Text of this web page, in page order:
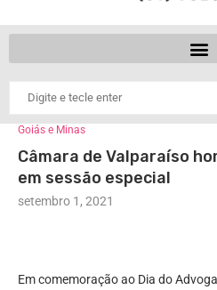
Goiás e Minas
Câmara de Valparaíso
em sessão especial
setembro 1, 2021
Em comemoração ao Dia do